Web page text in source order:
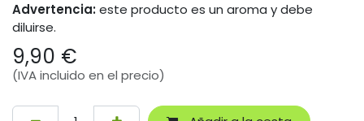
Advertencia:este producto es un aroma y debe
diluirse.
9,90 €
(IVA incluido en el precio)